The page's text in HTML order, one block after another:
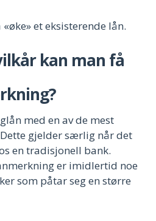
et eksisterende lån.
kan man få
med en av de mest
gjelder særlig når det
en tradisjonell bank.
er imidlertid noe
som påtar seg en større